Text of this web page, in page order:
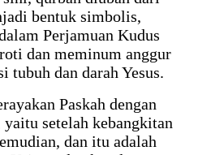
bentuk simbolis,
Perjamuan Kudus
dan meminum anggur
tubuh dan darah Yesus.
Paskah dengan
setelah kebangkitan
dan itu adalah